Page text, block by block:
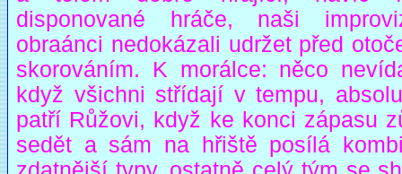
disponované hráče, naši
obraánci nedokázali udržet před
skorováním. K morálce: něco
když všichni střídají v tempu,
patří Růžovi, když ke konci zápasu
sedět a sám na hřiště posílá